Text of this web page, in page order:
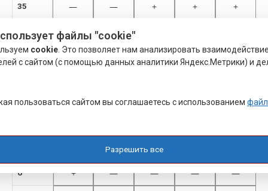
35 — — + + +
40 — —
—
EE M 4 EE M 5
6 + — — — —
файлы "cookie"
cookie . Это позволяет нам анализировать
с сайтом (с помощью данных аналитики Яндекс.Метрики) и
пользоваться сайтом вы соглашаетесь с использованием
Разрешить все